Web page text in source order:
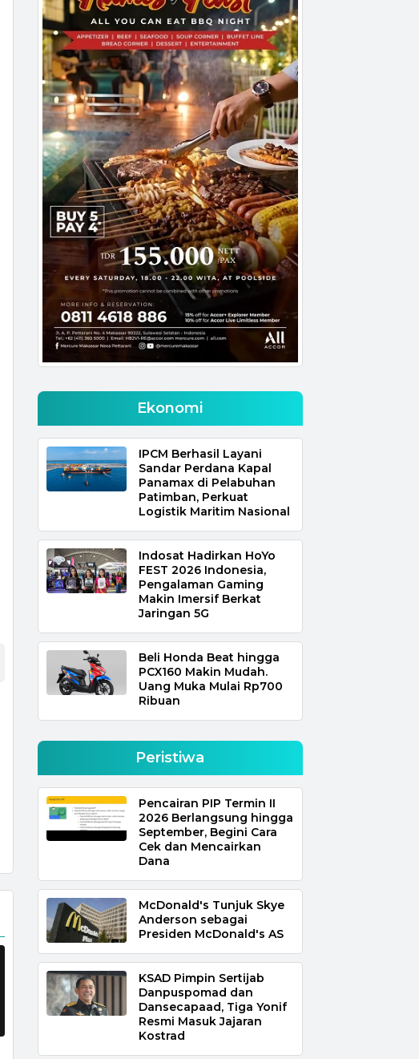
Ekonomi
IPCM Berhasil Layani
Sandar Perdana Kapal
Panamax di Pelabuhan
Patimban, Perkuat
Logistik Maritim Nasional
Indosat Hadirkan HoYo
FEST 2026 Indonesia,
Pengalaman Gaming
Makin Imersif Berkat
Jaringan 5G
Beli Honda Beat hingga
PCX160 Makin Mudah.
Uang Muka Mulai Rp700
Ribuan
Peristiwa
Pencairan PIP Termin II
2026 Berlangsung hingga
September, Begini Cara
Cek dan Mencairkan
Dana
McDonald's Tunjuk Skye
Anderson sebagai
Presiden McDonald's AS
KSAD Pimpin Sertijab
Danpuspomad dan
Dansecapaad, Tiga Yonif
Resmi Masuk Jajaran
Kostrad